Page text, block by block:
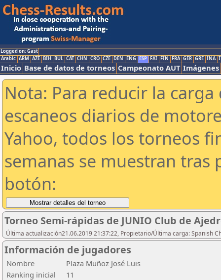
Logged on: Gast
Arabic ARM AZE BIH BUL CAT CHN CRO CZE DEN ENG ESP FAI FIN FRA GER GRE INA
Inicio Base de datos de torneos Campeonato AUT Imágenes
Nota: Para reducir la
escaneos diarios de
Yahoo, todos los torneos
semanas se muestran tras
botón:
Torneo Semi-rápidas de JUNIO Club de
Última actualización21.06.2019 21:37:22, Propietario/Última carga: Spanish
Información de jugadores
Nombre
Plaza Muñoz José Luis
Ranking inicial
11